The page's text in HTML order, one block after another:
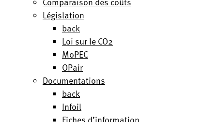
Législation
back
Loi sur le CO2
MoPEC
OPair
Documentations
back
Infoil
Fiches d’information